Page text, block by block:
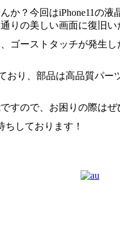
？今回はiPhone11の
りの美しい画面に復旧い
ゴーストタッチが発生
おり、部品は高品質パ
すので、お困りの際はぜ
しております！